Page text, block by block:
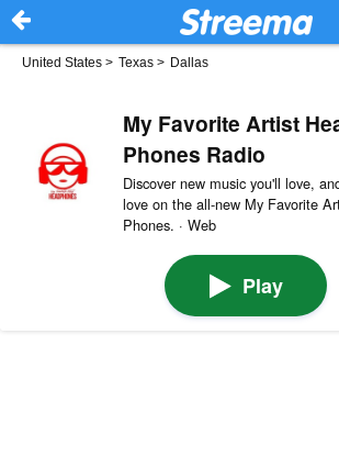
United States > Texas > Dallas
My Favorite Artist
Phones Radio
Discover new music you'll love,
love on the all-new My Favorite
Phones. · Web
Play